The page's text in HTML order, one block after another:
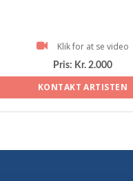
Klik for at se video
Pris: Kr. 2.000
KONTAKT ARTISTEN